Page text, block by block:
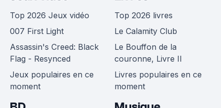
Top 2026 Jeux vidéo
007 First Light
Assassin's Creed: Black
Flag - Resynced
Jeux populaires en ce
moment
Top 2026 livres
Le Calamity Club
Le Bouffon de la
couronne, Livre II
Livres populaires en ce
moment